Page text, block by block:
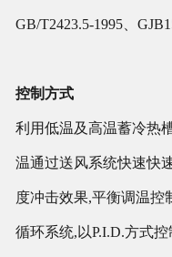
GB/T2423.5-1995、
控制方式
利用低温及高温蓄冷热
温通过送风系统快速快
度冲击效果,平衡调温控
循环系统,以P.I.D.方式